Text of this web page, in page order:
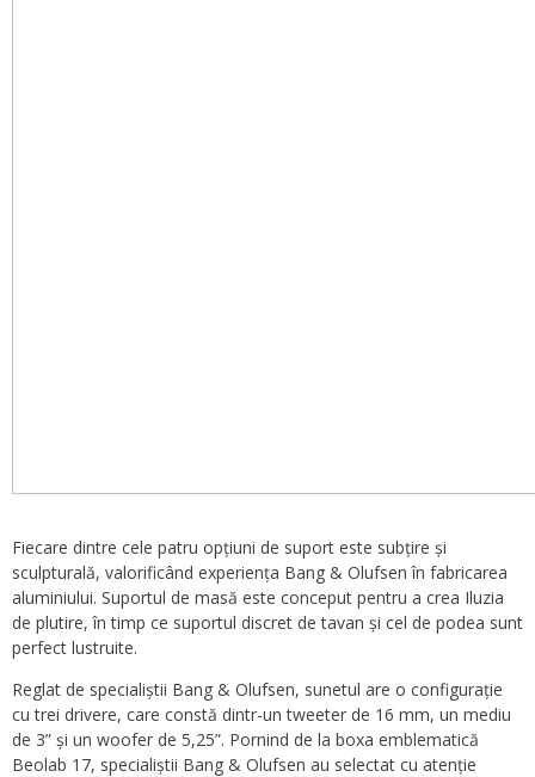
Fiecare dintre cele patru opțiuni de suport este subțire și
sculpturală, valorificând experiența Bang & Olufsen în fabricarea
aluminiului. Suportul de masă este conceput pentru a crea Iluzia
de plutire, în timp ce suportul discret de tavan și cel de podea sunt
perfect lustruite.
Reglat de specialiștii Bang & Olufsen, sunetul are o configurație
cu trei drivere, care constă dintr-un tweeter de 16 mm, un mediu
de 3” și un woofer de 5,25”. Pornind de la boxa emblematică
Beolab 17, specialiștii Bang & Olufsen au selectat cu atenție